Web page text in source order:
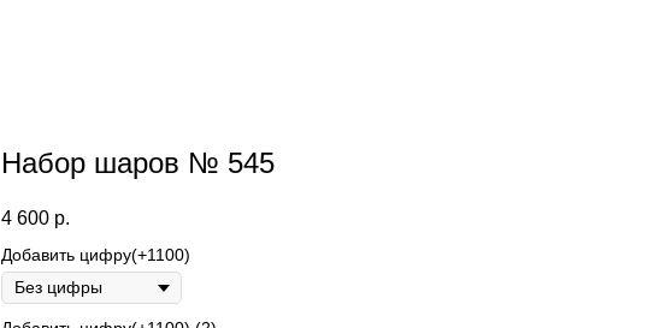
Набор шаров № 545
4 600 р.
Добавить цифру(+1100)